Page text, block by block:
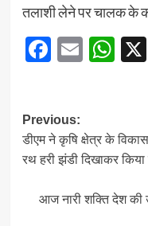
तलाशी लेने पर चालक के
Email
Post
navigation
Previous:
डीएम ने कृषि क्षेत्र के
रथ हरी झंडी दिखाकर किया
आज नारी शक्ति देश की